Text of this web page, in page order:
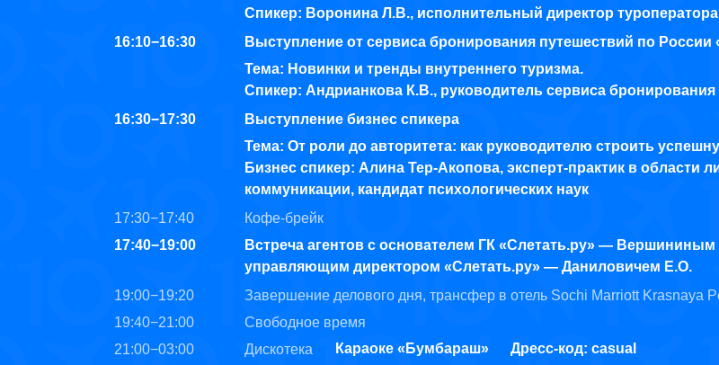
Караоке «Бумбараш»
Спикер: Воронина Л.В., исполнительный директор туроператора
16:10−16:30
Выступление от сервиса бронирования путешествий по России
Тема: Новинки и тренды внутреннего туризма.
Спикер: Андрианкова К.В., руководитель сервиса
16:30−17:30
Выступление бизнес спикера
Тема: От роли до авторитета: как руководителю строить
Бизнес спикер: Алина Тер-Акопова, эксперт-практик в области
коммуникации, кандидат психологических наук
17:30−17:40
Кофе-брейк
17:40−19:00
Встреча агентов с основателем ГК «Слетать.ру» —
управляющим директором «Слетать.ру» — Даниловичем Е.О.
19:00−19:20
Завершение делового дня, трансфер в отель Sochi Marriott Krasnaya
19:40−21:00
Свободное время
21:00−03:00
Дискотека Дресс-код: casual